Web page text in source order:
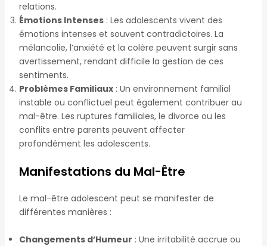
relations.
Émotions Intenses: Les adolescents vivent des
émotions intenses et souvent contradictoires. La
mélancolie, l’anxiété et la colère peuvent surgir sans
avertissement, rendant difficile la gestion de ces
sentiments.
Problèmes Familiaux: Un environnement familial
instable ou conflictuel peut également contribuer au
mal-être. Les ruptures familiales, le divorce ou les
conflits entre parents peuvent affecter
profondément les adolescents.
Manifestations du Mal-Être
Le mal-être adolescent peut se manifester de
différentes manières :
Changements d’Humeur : Une irritabilité accrue ou